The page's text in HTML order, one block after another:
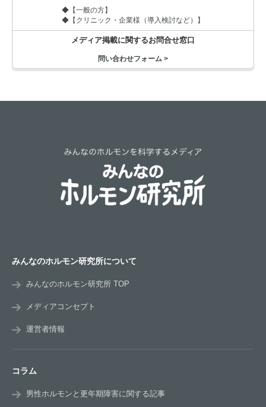
◆【一般の方】
◆【クリニック・企業様（導入検討など）】
メディア掲載に関するお問合せ窓口
問い合わせフォーム >
みんなのホルモン研究所について
みんなのホルモン研究所 TOP
メディアコンセプト
運営者情報
コラム
男性ホルモンと更年期障害に関する記事